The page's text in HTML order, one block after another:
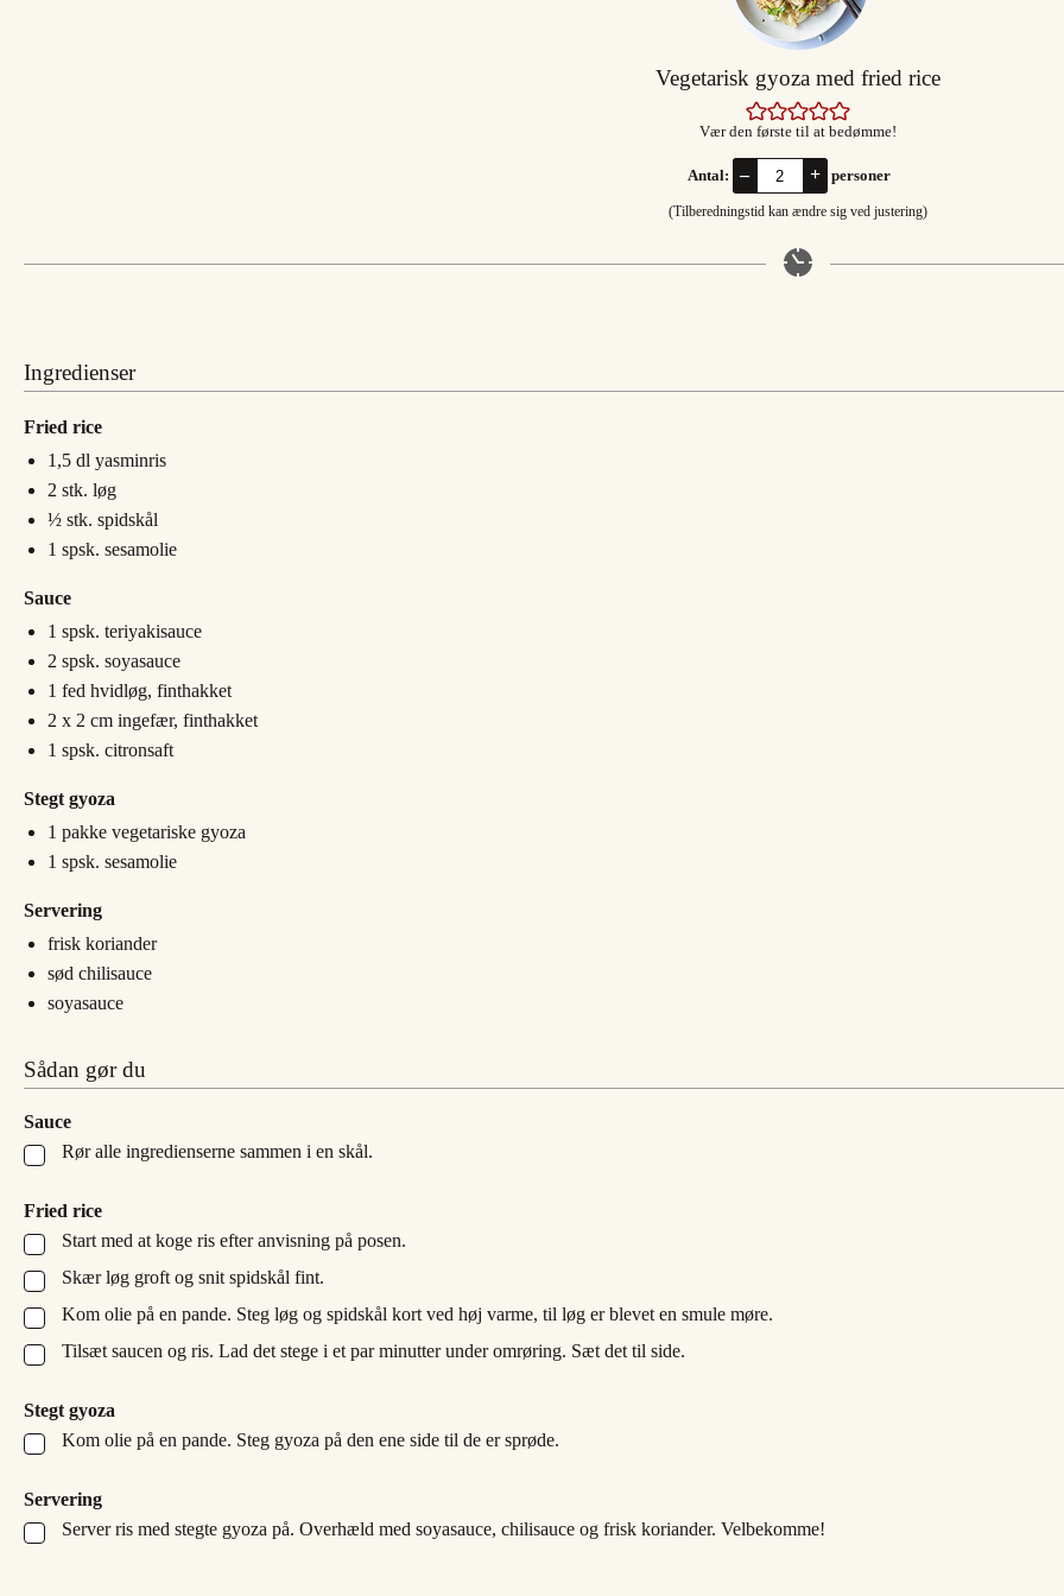
Vegetarisk gyoza med fried rice
Vær den første til at bedømme!
Antal: – + personer
(Tilberedningstid kan ændre sig ved justering)
Ingredienser
Fried rice
1,5 dl yasminris
2 stk. løg
½ stk. spidskål
1 spsk. sesamolie
Sauce
1 spsk. teriyakisauce
2 spsk. soyasauce
1 fed hvidløg, finthakket
2 x 2 cm ingefær, finthakket
1 spsk. citronsaft
Stegt gyoza
1 pakke vegetariske gyoza
1 spsk. sesamolie
Servering
frisk koriander
sød chilisauce
soyasauce
Sådan gør du
Sauce
▢
Rør alle ingredienserne sammen i en skål.
Fried rice
▢
Start med at koge ris efter anvisning på posen.
▢
Skær løg groft og snit spidskål fint.
▢
Kom olie på en pande. Steg løg og spidskål kort ved høj varme, til løg er blevet en smule møre.
▢
Tilsæt saucen og ris. Lad det stege i et par minutter under omrøring. Sæt det til side.
Stegt gyoza
▢
Kom olie på en pande. Steg gyoza på den ene side til de er sprøde.
Servering
▢
Server ris med stegte gyoza på. Overhæld med soyasauce, chilisauce og frisk koriander. Velbekomme!